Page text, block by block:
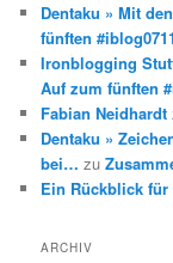
Dentaku » Mit
fünften
Ironblogging
Auf zum fünften
Fabian Neidhardt
Dentaku »
bei… zu
Ein Rückblick
ARCHIV